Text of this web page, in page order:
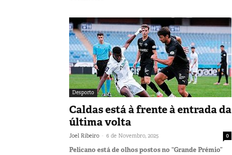
Desporto
Caldas está à frente à entrada da
última volta
Joel Ribeiro - 6 de Novembro, 2025 0
Pelicano está de olhos postos no “Grande Prémio”